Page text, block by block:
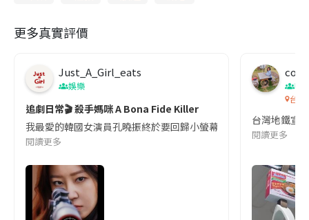
更多真實評價
Just_A_Girl_eats
娛樂
追劇日常🎬 殺手媽咪 A Bona Fide Killer
我最愛的韓國女演員孔曉振終於要回歸小螢幕啦!這次的劇本改編
閱讀更多
co
吹
台灣
台灣地鐵宣
閱讀更多